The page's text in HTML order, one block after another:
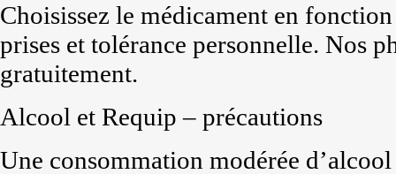
Choisissez le médicament en
prises et tolérance personnelle. Nos
gratuitement.
Alcool et Requip – précautions
Une consommation modérée